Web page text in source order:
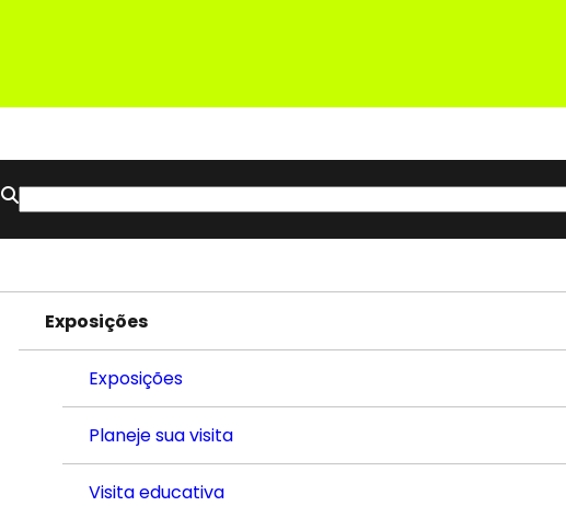
Buscar
por:
Exposições
Exposições
Planeje sua visita
Visita educativa